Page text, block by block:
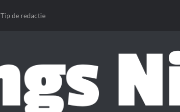
Tip de redactie